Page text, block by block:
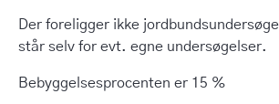
Der foreligger ikke
står selv for evt. egne undersøgelser.
Bebyggelsesprocenten er 15 %